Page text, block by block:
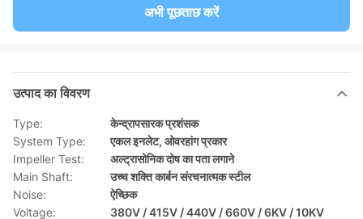
अभी पूछताछ करें
उत्पाद का विवरण
Type:
केन्द्रापसारक प्रशंसक
System Type:
एकल इनलेट, ओवरहांग प्रकार
Impeller Test:
अल्ट्रासोनिक दोष का पता लगाने
Main Shaft:
उच्च शक्ति कार्बन संरचनात्मक स्टील
Noise:
ऐच्छिक
Voltage:
380V / 415V / 440V / 660V / 6KV / 10KV